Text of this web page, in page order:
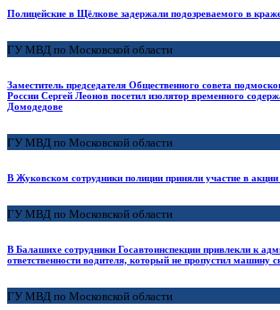
Полицейские в Щёлкове задержали подозреваемого в
ГУ МВД по Московской области
Заместитель председателя Общественного совета
России Сергей Леонов посетил изолятор временного
Домодедове
ГУ МВД по Московской области
В Жуковском сотрудники полиции приняли участие в
ГУ МВД по Московской области
В Балашихе сотрудники Госавтоинспекции привлекли к
ответственности водителя, который не пропустил машину
ГУ МВД по Московской области